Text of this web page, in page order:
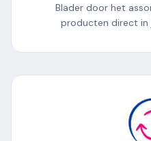
Blader door het
producten direct in